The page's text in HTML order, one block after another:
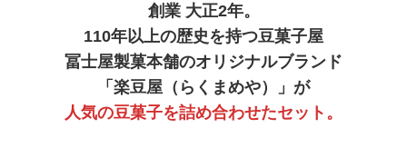
創業 大正2年。
110年以上の歴史を持つ豆菓子屋
冨士屋製菓本舗のオリジナルブランド
「楽豆屋（らくまめや）」が
人気の豆菓子を詰め合わせたセット。